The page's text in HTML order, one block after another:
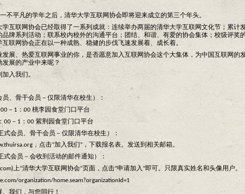
不平凡的学年之后，清华大学互联网协会即将迎来成立的第三个年头。
互联网协会已经取得了一系列成就：连续举办两届的清华大学互联网文化节；累计
品牌系列活动；联系校内校外的沟通平台；团结、和谐、有爱的协会集体；校级评奖
联网协会正在以一种成熟、稳健的步伐飞速发展着、成长着。
发展、热爱互联网事业的你，是否愿意加入互联网协会这个大集体，为中国互联网的
展的产业中来呢？
入我们。
、骨干会员－仅限清华在校生）：
－1：00 桃李园食堂门口平台
00－1：00 紫荆园食堂门口平台
式会员、骨干会员－仅限清华在校生）：
，点击“加入我们”，下载报名表。发送到相关邮箱。
式会员－会收到活动的邮件通知）：
上“清华大学互联网协会”页面，点击“申请加入”即可。只限真实姓名和头像用户。
organization/home.seam?organizationId=1
我们，与您同行！